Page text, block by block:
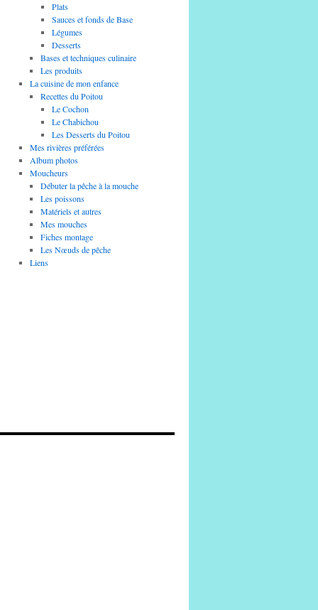
Plats
Sauces et fonds de Base
Légumes
Desserts
Bases et techniques culinaire
Les produits
La cuisine de mon enfance
Recettes du Poitou
Le Cochon
Le Chabichou
Les Desserts du Poitou
Mes rivières préférées
Album photos
Moucheurs
Débuter la pêche à la mouche
Les poissons
Matériels et autres
Mes mouches
Fiches montage
Les Nœuds de pêche
Liens